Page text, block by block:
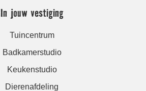
In jouw vestiging
Tuincentrum
Badkamerstudio
Keukenstudio
Dierenafdeling